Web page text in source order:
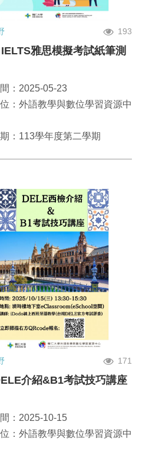
193
雅思模擬考試紙筆測
：2025-05-23
：外語教學與數位學習資源中
：113學年度第二學期
171
介紹&B1考試技巧講座
：2025-10-15
：外語教學與數位學習資源中